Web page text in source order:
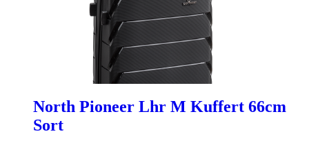
North Pioneer Lhr M Kuffert 66cm
Sort